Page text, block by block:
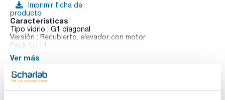
Imprimir ficha de
producto
Características
Tipo vidrio : G1 diagonal
Versión : Recubierto, elevador con motor
Pack (u.) : 1
Los evaporadores rotativos Hei-VAP Expert y Hei-VAP
rotativos fáciles de utilizar y altamente robustos que
simplifican enormemente el trabajo diario. Equipados con
detalles como el Easy-Clip para el cambio fácil de los
Ver más